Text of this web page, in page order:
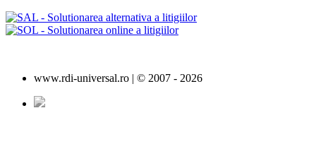
www.rdi-universal.ro | © 2007 - 2026